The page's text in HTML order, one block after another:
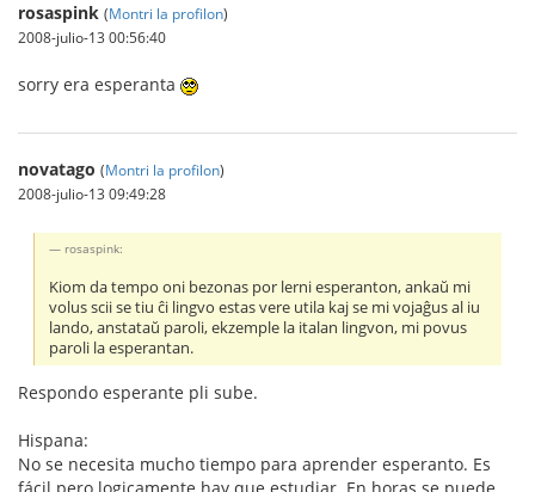
rosaspink (Montri la profilon)
2008-julio-13 00:56:40
sorry era esperanta
novatago (Montri la profilon)
2008-julio-13 09:49:28
rosaspink:
Kiom da tempo oni bezonas por lerni esperanton, ankaŭ mi
volus scii se tiu ĉi lingvo estas vere utila kaj se mi vojaĝus al iu
lando, anstataŭ paroli, ekzemple la italan lingvon, mi povus
paroli la esperantan.
Respondo esperante pli sube.
Hispana:
No se necesita mucho tiempo para aprender esperanto. Es